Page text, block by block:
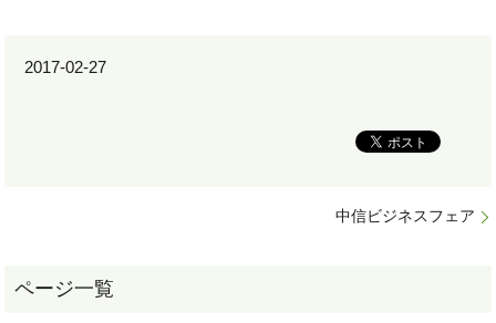
2017-02-27
中信ビジネスフェア